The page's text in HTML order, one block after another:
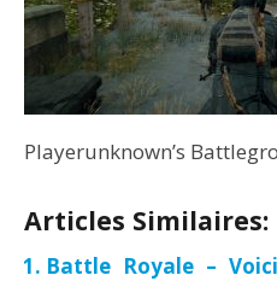
Playerunknown’s
Articles Similaires:
Battle Royale –